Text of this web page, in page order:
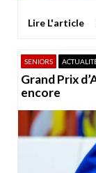
Lire L'article
SENIORS
Grand Prix
encore